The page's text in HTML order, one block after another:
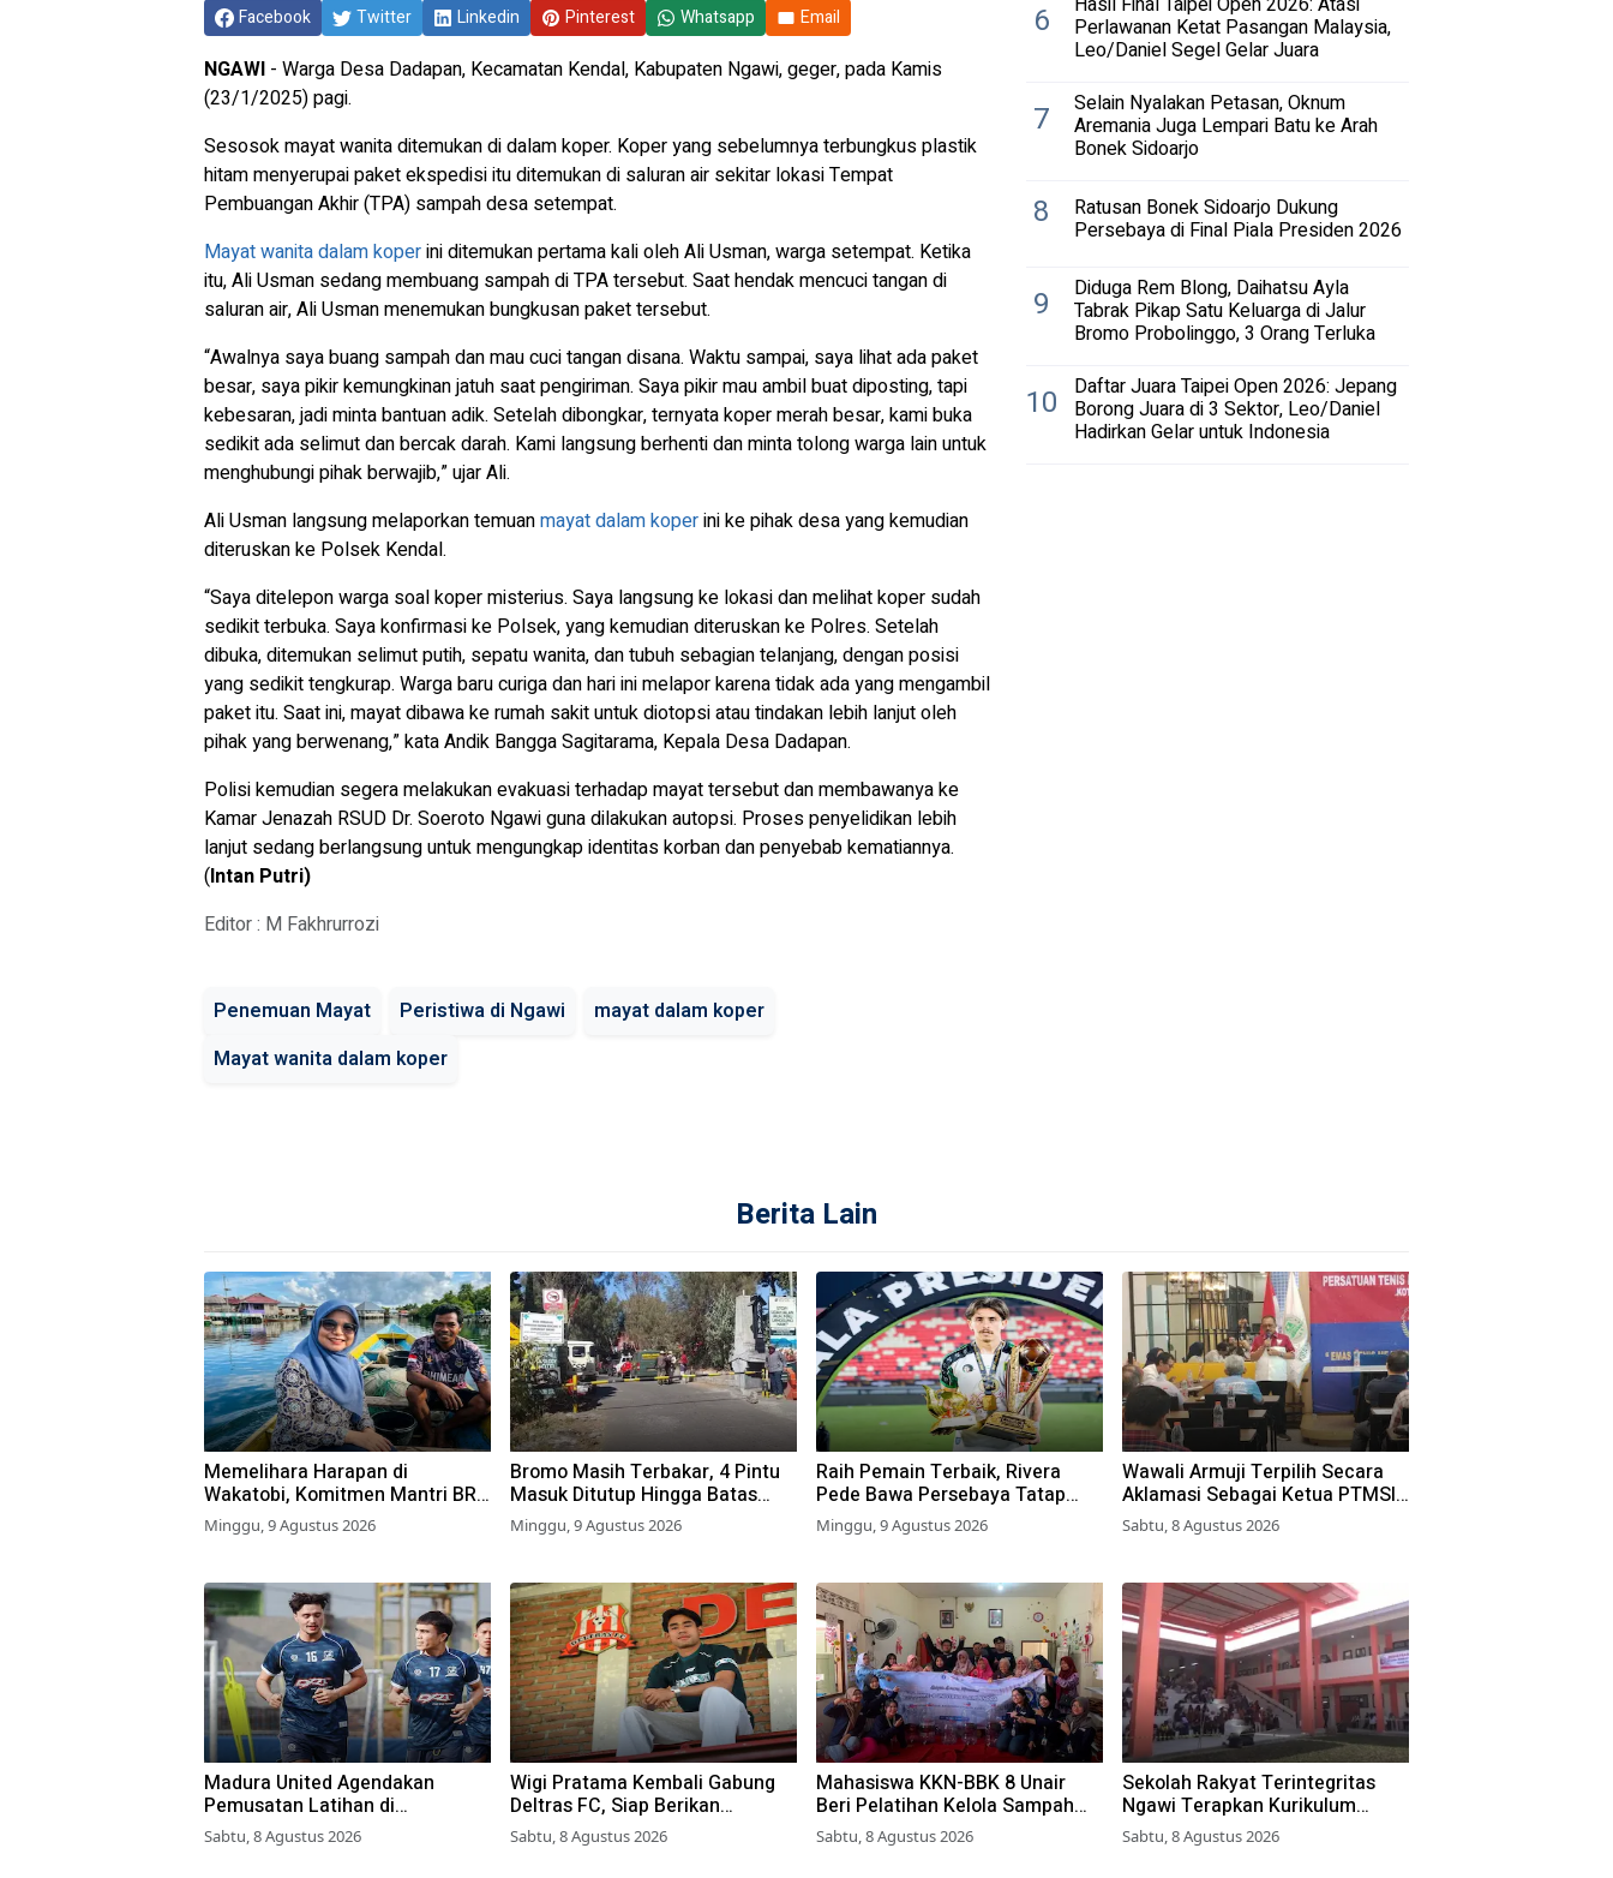
Facebook Twitter Linkedin Pinterest Whatsapp Email
NGAWI - Warga Desa Dadapan, Kecamatan Kendal, Kabupaten Ngawi, geger, pada Kamis
(23/1/2025) pagi.
Sesosok mayat wanita ditemukan di dalam koper. Koper yang sebelumnya terbungkus plastik
hitam menyerupai paket ekspedisi itu ditemukan di saluran air sekitar lokasi Tempat
Pembuangan Akhir (TPA) sampah desa setempat.
Mayat wanita dalam koperini ditemukan pertama kali oleh Ali Usman, warga setempat. Ketika
itu, Ali Usman sedang membuang sampah di TPA tersebut. Saat hendak mencuci tangan di
saluran air, Ali Usman menemukan bungkusan paket tersebut.
“Awalnya saya buang sampah dan mau cuci tangan disana. Waktu sampai, saya lihat ada paket
besar, saya pikir kemungkinan jatuh saat pengiriman. Saya pikir mau ambil buat diposting, tapi
kebesaran, jadi minta bantuan adik. Setelah dibongkar, ternyata koper merah besar, kami buka
sedikit ada selimut dan bercak darah. Kami langsung berhenti dan minta tolong warga lain untuk
menghubungi pihak berwajib,” ujar Ali.
Ali Usman langsung melaporkan temuanmayat dalam koperini ke pihak desa yang kemudian
diteruskan ke Polsek Kendal.
“Saya ditelepon warga soal koper misterius. Saya langsung ke lokasi dan melihat koper sudah
sedikit terbuka. Saya konfirmasi ke Polsek, yang kemudian diteruskan ke Polres. Setelah
dibuka, ditemukan selimut putih, sepatu wanita, dan tubuh sebagian telanjang, dengan posisi
yang sedikit tengkurap. Warga baru curiga dan hari ini melapor karena tidak ada yang mengambil
paket itu. Saat ini, mayat dibawa ke rumah sakit untuk diotopsi atau tindakan lebih lanjut oleh
pihak yang berwenang,” kata Andik Bangga Sagitarama, Kepala Desa Dadapan.
Polisi kemudian segera melakukan evakuasi terhadap mayat tersebut dan membawanya ke
Kamar Jenazah RSUD Dr. Soeroto Ngawi guna dilakukan autopsi. Proses penyelidikan lebih
lanjut sedang berlangsung untuk mengungkap identitas korban dan penyebab kematiannya.
(Intan Putri)
Editor : M Fakhrurrozi
Penemuan Mayat Peristiwa di Ngawi
mayat dalam koper
Mayat wanita dalam koper
6 Perlawanan Ketat Pasangan Malaysia,
Leo/Daniel Segel Gelar Juara
7 Selain Nyalakan Petasan, Oknum
Aremania Juga Lempari Batu ke Arah
Bonek Sidoarjo
8 Ratusan Bonek Sidoarjo Dukung
Persebaya di Final Piala Presiden 2026
9 Diduga Rem Blong, Daihatsu Ayla
Tabrak Pikap Satu Keluarga di Jalur
Bromo Probolinggo, 3 Orang Terluka
10 Daftar Juara Taipei Open 2026: Jepang
Borong Juara di 3 Sektor, Leo/Daniel
Hadirkan Gelar untuk Indonesia
Berita Lain
Memelihara Harapan di
Wakatobi, Komitmen Mantri BRI
untuk Masyarakat Bahari
Minggu, 9 Agustus 2026
Bromo Masih Terbakar, 4 Pintu
Masuk Ditutup Hingga Batas
Waktu Belum Ditentukan
Minggu, 9 Agustus 2026
Raih Pemain Terbaik, Rivera
Pede Bawa Persebaya Tatap
Musim 2026-2027
Minggu, 9 Agustus 2026
Wawali Armuji Terpilih Secara
Aklamasi Sebagai Ketua PTMSI
Kota Surabaya
Sabtu, 8 Agustus 2026
Madura United Agendakan
Pemusatan Latihan di
Yogyakarta
Sabtu, 8 Agustus 2026
Wigi Pratama Kembali Gabung
Deltras FC, Siap Berikan
Performa Terbaik
Sabtu, 8 Agustus 2026
Mahasiswa KKN-BBK 8 Unair
Beri Pelatihan Kelola Sampah
Organik ke Warga Simokerto
Surabaya
Sabtu, 8 Agustus 2026
Sekolah Rakyat Terintegritas
Ngawi Terapkan Kurikulum
Berbasis Asrama
Sabtu, 8 Agustus 2026